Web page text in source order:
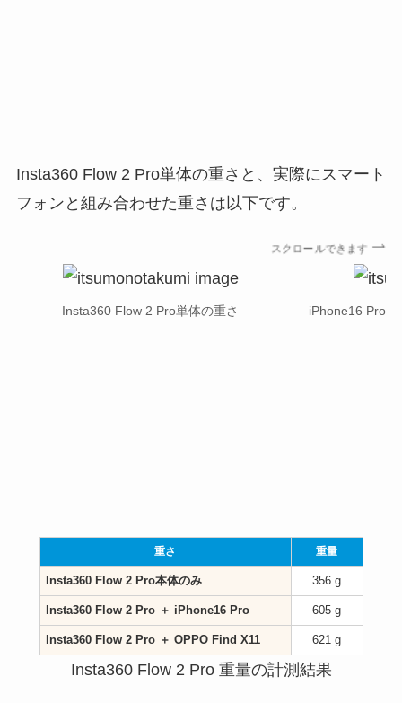
Insta360 Flow 2 Pro単体の重さと、実際にスマート
フォンと組み合わせた重さは以下です。
スクロールできます
Insta360 Flow 2 Pro単体の重さ iPhone16 Pro
重さ 重量
Insta360 Flow 2 Pro本体のみ 356 g
Insta360 Flow 2 Pro ＋ iPhone16 Pro 605 g
Insta360 Flow 2 Pro ＋ OPPO Find X11 621 g
Insta360 Flow 2 Pro 重量の計測結果